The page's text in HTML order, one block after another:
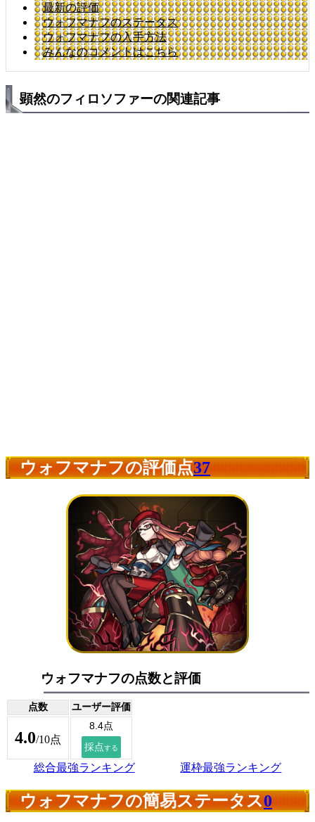
最新の評価
ウォフマナフのステータス
ウォフマナフの入手方法
みんなのコメントはこちら
顕然のフィロソファーの関連記事
ウォフマナフの評価点37
ウォフマナフの点数と評価
点数 ユーザー評価
4.0/10点
総合最強ランキング 運枠最強ランキング
ウォフマナフの簡易ステータス0